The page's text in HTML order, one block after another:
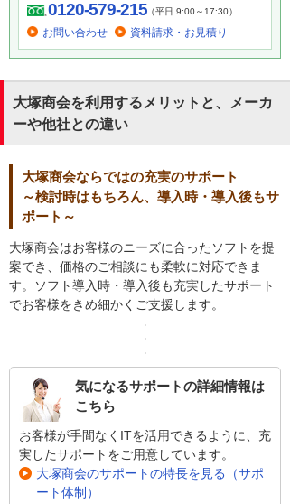
0120-579-215（平日 9:00～17:30）
お問い合わせ 資料請求・お見積り
大塚商会を利用するメリットと、メーカ
ーや他社との違い
大塚商会ならではの充実のサポート
～検討時はもちろん、導入時・導入後もサ
ポート～
大塚商会はお客様のニーズに合ったソフトを提
案でき、価格のご相談にも柔軟に対応できま
す。ソフト導入時・導入後も充実したサポート
でお客様をきめ細かくご支援します。
気になるサポートの詳細情報は
こちら
お客様が手間なくITを活用できるように、充
実したサポートをご用意しています。
大塚商会のサポートの特長を見る（サポ
ート体制）